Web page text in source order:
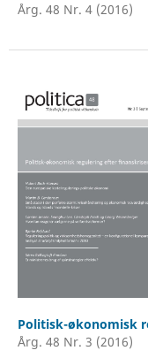
Årg. 48 Nr. 4 (2016)
Politisk-økonomisk
Årg. 48 Nr. 3 (2016)